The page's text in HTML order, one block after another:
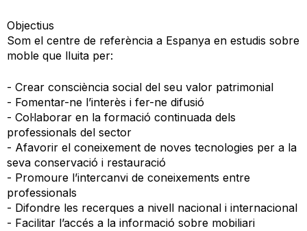
Objectius
Som el centre de referència a Espanya en estudis sobre
moble que lluita per:
- Crear consciència social del seu valor patrimonial
- Fomentar-ne l’interès i fer-ne difusió
- Col·laborar en la formació continuada dels
professionals del sector
- Afavorir el coneixement de noves tecnologies per a la
seva conservació i restauració
- Promoure l’intercanvi de coneixements entre
professionals
- Difondre les recerques a nivell nacional i internacional
- Facilitar l’accés a la informació sobre mobiliari